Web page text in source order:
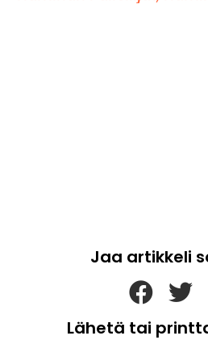
Jaa artikkeli
Lähetä tai